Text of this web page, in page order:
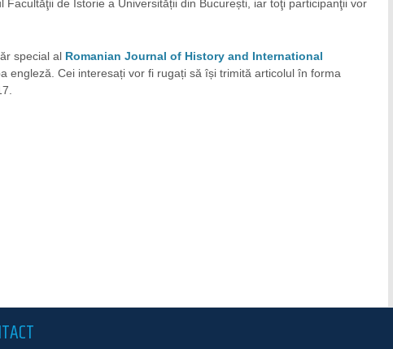
de Istorie a Universității din București, iar toţi participanţii vor
special al Romanian Journal of History and International
engleză. Cei interesați vor fi rugați să își trimită articolul în forma